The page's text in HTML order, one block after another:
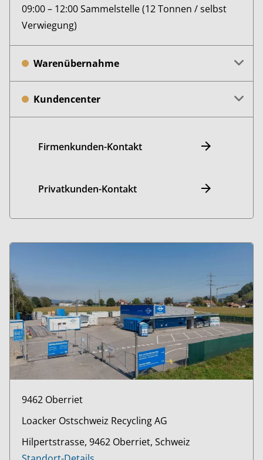
09:00 – 12:00 Sammelstelle (12 Tonnen / selbst
Verwiegung)
Warenübernahme
Kundencenter
Firmenkunden-Kontakt
Privatkunden-Kontakt
9462 Oberriet
Loacker Ostschweiz Recycling AG
Hilpertstrasse, 9462 Oberriet, Schweiz